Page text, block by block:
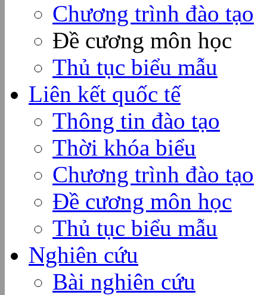
Chương trình đào tạo
Đề cương môn học
Thủ tục biểu mẫu
Liên kết quốc tế
Thông tin đào tạo
Thời khóa biểu
Chương trình đào tạo
Đề cương môn học
Thủ tục biểu mẫu
Nghiên cứu
Bài nghiên cứu